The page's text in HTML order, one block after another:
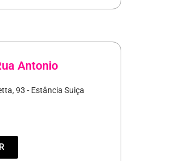
Antonio
93 - Estância Suiça